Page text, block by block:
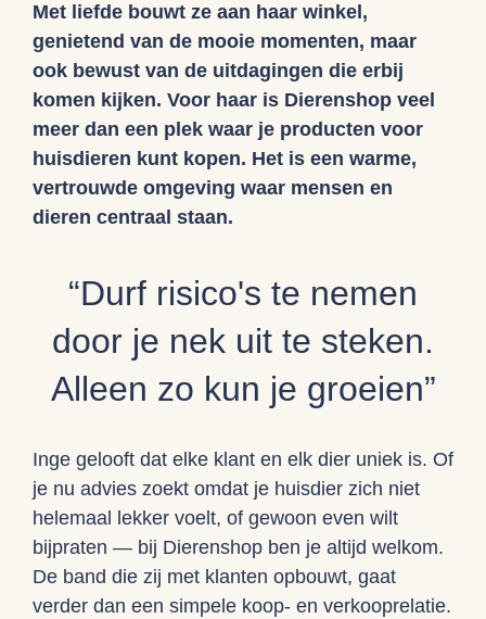
Met liefde bouwt ze aan haar winkel,
genietend van de mooie momenten, maar
ook bewust van de uitdagingen die erbij
komen kijken. Voor haar is Dierenshop veel
meer dan een plek waar je producten voor
huisdieren kunt kopen. Het is een warme,
vertrouwde omgeving waar mensen en
dieren centraal staan.
“Durf risico's te nemen
door je nek uit te steken.
Alleen zo kun je groeien”
Inge gelooft dat elke klant en elk dier uniek is. Of
je nu advies zoekt omdat je huisdier zich niet
helemaal lekker voelt, of gewoon even wilt
bijpraten — bij Dierenshop ben je altijd welkom.
De band die zij met klanten opbouwt, gaat
verder dan een simpele koop- en verkooprelatie.